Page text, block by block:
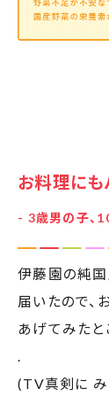
- 3歳男の子、
伊藤園の純
届いたので、
あげてみたと
.
(TV真剣に み
.